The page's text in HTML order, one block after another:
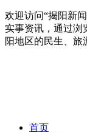
欢迎访问“揭阳新
实事资讯，通过浏
阳地区的民生、旅
首页